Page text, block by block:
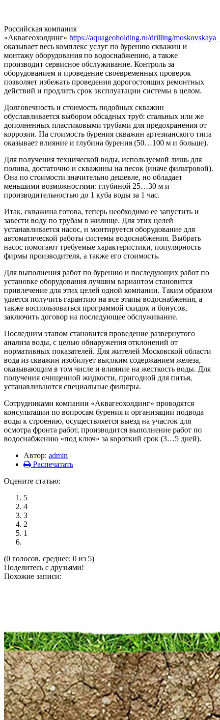
Российская компания
«Аквагеохолдинг» https://aquageoholding.ru/drilling/
оказывает весь комплекс услуг по бурению скважин и
монтажу оборудования по водоснабжению, а также
производит сервисное обслуживание. Контроль за
оборудованием и проведение своевременных проверок
позволяет избежать проведения дорогостоящих ремонтных
действий и продлить срок эксплуатации системы в целом.
Долговечность и стоимость подобных скважин
обуславливается выбором обсадных труб: стальных или же
дополненных пластиковыми трубами для предохранения от
коррозии. На стоимость бурения скважин артезианского типа
оказывает влияние и глубина бурения (50…100 м и больше).
Для получения технической воды, используемой лишь для
полива, достаточно и скважины на песок (иначе фильтровой).
Она по стоимости значительно дешевле, но обладает
меньшими возможностями: глубиной 25…30 м и
производительностью до 1 куба воды за 1 час.
Итак, скважина готова, теперь необходимо ее запустить и
завести воду по трубам в жилище. Для этих целей
устанавливается насос, и монтируется оборудование для
автоматической работы системы водоснабжения. Выбрать
насос помогают требуемые характеристики, популярность
фирмы производителя, а также его стоимость.
Для выполнения работ по бурению и последующих работ по
установке оборудования лучшим вариантом становится
привлечение для этих целей одной компании. Таким образом
удается получить гарантию на все этапы водоснабжения, а
также воспользоваться программой скидок и бонусов,
заключить договор на последующее обслуживание.
Последним этапом становится проведение развернутого
анализа воды, с целью обнаружения отклонений от
нормативных показателей. Для жителей Московской области
вода из скважин изобилует высоким содержанием железа,
оказывающим в том числе и влияние на жесткость воды. Для
получения очищенной жидкости, пригодной для питья,
устанавливаются специальные фильтры.
Сотрудниками компании «Аквагеохолдинг» проводятся
консультации по вопросам бурения и организации подвода
воды к строению, осуществляется выезд на участок для
осмотра фронта работ, производится выполнение работ по
водоснабжению «под ключ» за короткий срок (3…5 дней).
Автор: admin
Распечатать
Оцените статью:
5
4
3
2
1
(0 голосов, среднее: 0 из 5)
Поделитесь с друзьями!
Похожие записи: